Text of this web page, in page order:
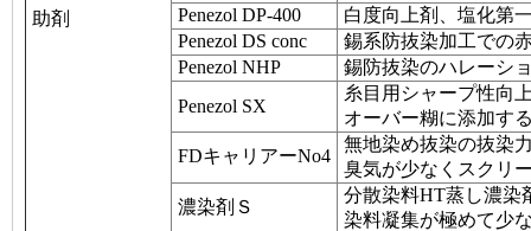
助剤
Penezol DP-400
白度向上剤、塩化第
Penezol DS conc
錫系防抜染加工での
Penezol NHP
錫防抜染のハレーシ
Penezol SX
糸目用シャープ性向
オーバー糊に添加す
FDキャリアーNo4
無地染め抜染の抜染
臭気が少なくスクリ
濃染剤Ｓ
分散染料HT蒸し濃染
染料凝集が極めて少